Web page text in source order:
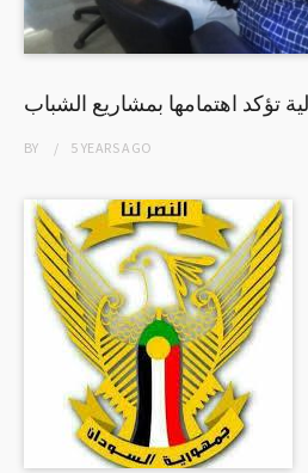
تؤكد اهتمامها بمشاريع الشباب
BY 5 YEARSAGO